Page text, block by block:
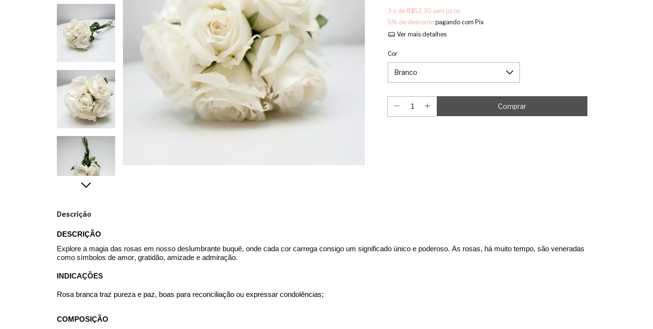
3 x de R$53,30 sem juros
5% de desconto pagando com Pix
Ver mais detalhes
Cor
Descrição
DESCRIÇÃO
Explore a magia das rosas em nosso deslumbrante buquê, onde cada cor carrega consigo um significado único e poderoso. As rosas, há muito tempo, são veneradas
como símbolos de amor, gratidão, amizade e admiração.
INDICAÇÕES
Rosa branca traz pureza e paz, boas para reconciliação ou expressar condolências;
COMPOSIÇÃO